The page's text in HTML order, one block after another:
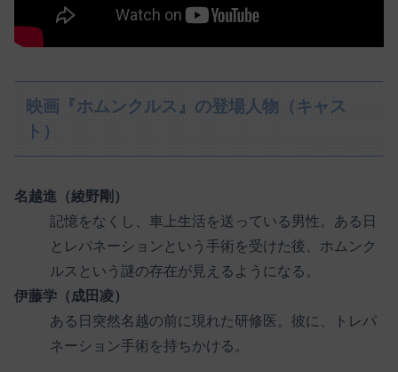
映画『ホムンクルス』の登場人物（キャス
ト）
名越進（綾野剛）
記憶をなくし、車上生活を送っている男性。ある日
とレパネーションという手術を受けた後、ホムンク
ルスという謎の存在が見えるようになる。
伊藤学（成田凌）
ある日突然名越の前に現れた研修医。彼に、トレパ
ネーション手術を持ちかける。